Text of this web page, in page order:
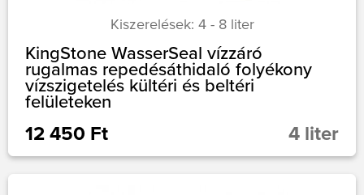
Kiszerelések: 4 - 8 liter
KingStone WasserSeal vízzáró
rugalmas repedésáthidaló folyékony
vízszigetelés kültéri és beltéri
felületeken
12 450 Ft 4 liter